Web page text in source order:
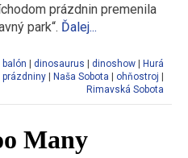
prázdnin premenila
park“. Ďalej...
balón dinosaurus dinoshow
Hurá
prázdniny
Naša Sobota ohňostroj
Rimavská Sobota